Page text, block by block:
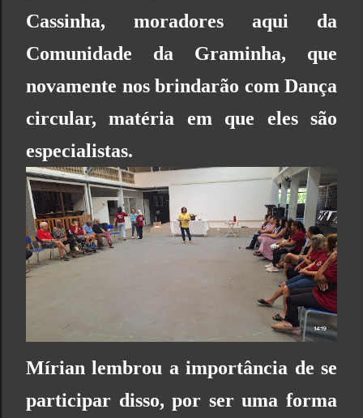
Cassinha, moradores aqui da
Comunidade da Graminha, que
novamente nos brindarão com Dança
circular, matéria em que eles são
especialistas.
Mírian lembrou a importância de se
participar disso, por ser uma forma